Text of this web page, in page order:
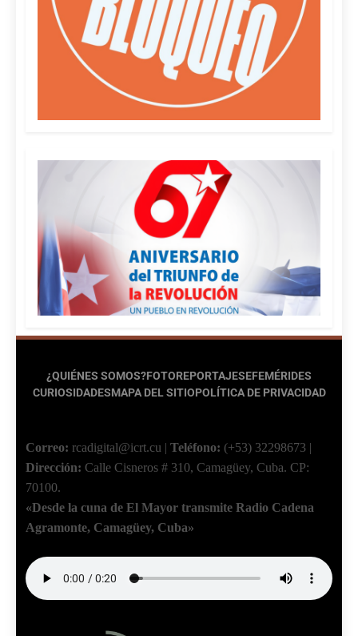
¿QUIÉNES SOMOS?FOTOREPORTAJESEFEMÉRIDES
CURIOSIDADESMAPA DEL SITIOPOLÍTICA DE PRIVACIDAD
Correo: rcadigital@icrt.cu Teléfono: (+53) 32298673
Dirección: Calle Cisneros # 310, Camagüey, Cuba. CP:
70100.
«Desde la cuna de El Mayor transmite Radio Cadena
Agramonte, Camagüey, Cuba»